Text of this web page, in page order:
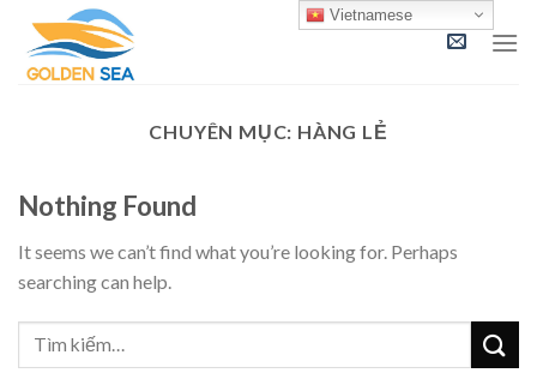
content
CHUYÊN MỤC: HÀNG LẺ
Nothing Found
It seems we can’t find what you’re looking for. Perhaps
searching can help.
Vietnamese